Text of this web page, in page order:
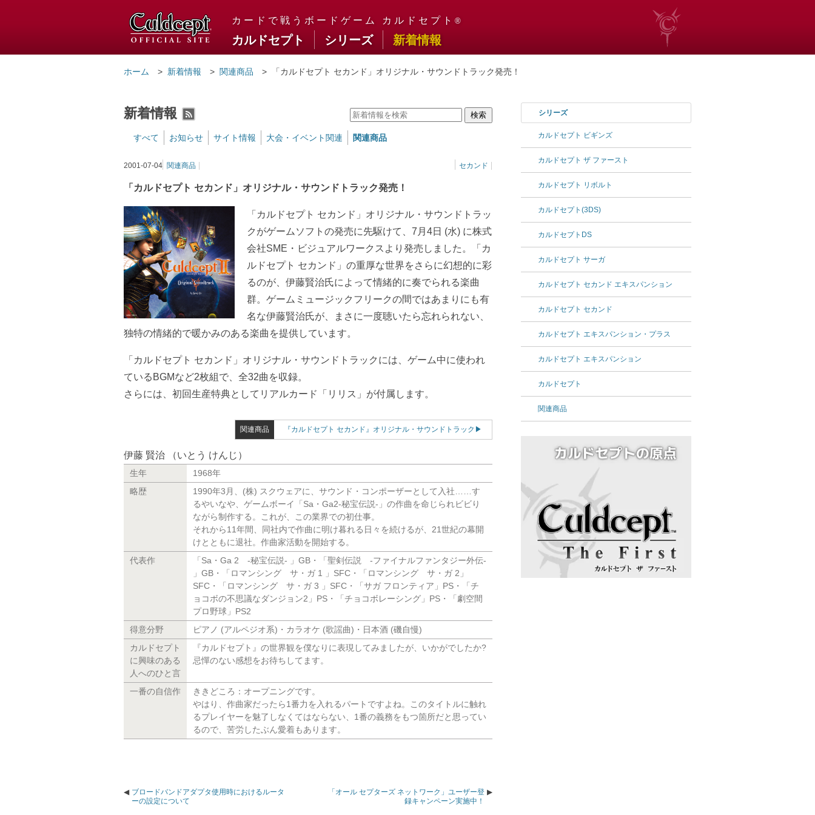
カルドセプト オフィシャルサイト
カードで戦うボードゲーム カルドセプト
カルドセプト シリーズ 新着情報
ホーム 新着情報 関連商品 「カルドセプト セカンド」オリジナル・サウンドトラック発売！
新着情報
すべて お知らせ サイト情報 大会・イベント関連 関連商品
セカンド
2001-07-04 関連商品
「カルドセプト セカンド」オリジナル・サウンドトラック発売！
「カルドセプト セカンド」オリジナル・サウンドトラッ
クがゲームソフトの発売に先駆けて、7月4日 (水) に株式
会社SME・ビジュアルワークスより発売しました。「カ
ルドセプト セカンド」の重厚な世界をさらに幻想的に彩
るのが、伊藤賢治氏によって情緒的に奏でられる楽曲
群。ゲームミュージックフリークの間ではあまりにも有
名な伊藤賢治氏が、まさに一度聴いたら忘れられない、
独特の情緒的で暖かみのある楽曲を提供しています。
「カルドセプト セカンド」オリジナル・サウンドトラックには、ゲーム中に使われ
ているBGMなど2枚組で、全32曲を収録。
さらには、初回生産特典としてリアルカード「リリス」が付属します。
関連商品 『カルドセプト セカンド』オリジナル・サウンドトラック
伊藤 賢治 （いとう けんじ）
生年
1968年
略歴
1990年3月、(株) スクウェアに、サウンド・コンポーザーとして入社……す
るやいなや、ゲームボーイ「Sa・Ga2-秘宝伝説-」の作曲を命じられビビり
ながら制作する。これが、この業界での初仕事。
それから11年間、同社内で作曲に明け暮れる日々を続けるが、21世紀の幕開
けとともに退社。作曲家活動を開始する。
代表作
「Sa・Ga 2 -秘宝伝説- 」GB・「聖剣伝説 -ファイナルファンタジー外伝-
」GB・「ロマンシング サ・ガ 1 」SFC・「ロマンシング サ・ガ 2」
SFC・「ロマンシング サ・ガ 3 」SFC・「サガ フロンティア」PS・「チ
ョコボの不思議なダンジョン2」PS・「チョコボレーシング」PS・「劇空間
プロ野球」PS2
得意分野
ピアノ (アルペジオ系)・カラオケ (歌謡曲)・日本酒 (磯自慢)
カルドセプト
に興味のある
人へのひと言
『カルドセプト』の世界観を僕なりに表現してみましたが、いかがでしたか?
忌憚のない感想をお待ちしてます。
一番の自信作
ききどころ：オープニングです。
やはり、作曲家だったら1番力を入れるパートですよね。このタイトルに触れ
るプレイヤーを魅了しなくてはならない、1番の義務をもつ箇所だと思ってい
るので、苦労したぶん愛着もあります。
ブロードバンドアダプタ使用時におけるルータ
ーの設定について
「オール セプターズ ネットワーク」ユーザー登
録キャンペーン実施中！
シリーズ
カルドセプト ビギンズ
カルドセプト ザ ファースト
カルドセプト リボルト
カルドセプト(3DS)
カルドセプトDS
カルドセプト サーガ
カルドセプト セカンド エキスパンション
カルドセプト セカンド
カルドセプト エキスパンション・プラス
カルドセプト エキスパンション
カルドセプト
関連商品